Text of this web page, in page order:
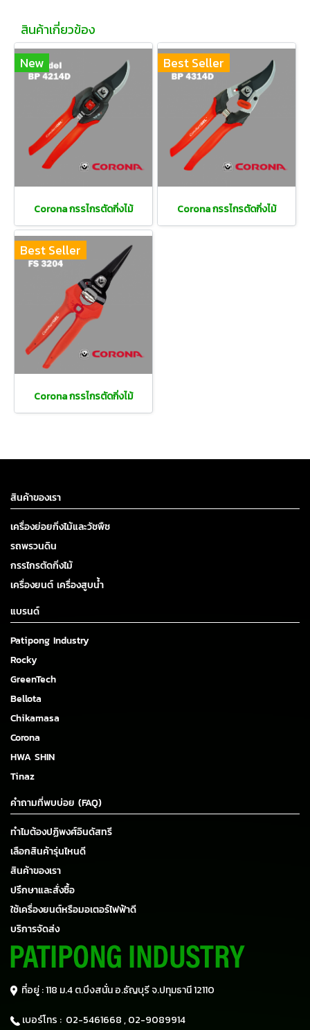
สินค้าเกี่ยวข้อง
New
Corona กรรไกรตัดกิ่งไม้
Best Seller
Corona กรรไกรตัดกิ่งไม้
Best Seller
Corona กรรไกรตัดกิ่งไม้
สินค้าของเรา
เครื่องย่อยกิ่งไม้และวัชพืช
รถพรวนดิน
กรรไกรตัดกิ่งไม้
เครื่องยนต์ เครื่องสูบน้ำ
แบรนด์
Patipong Industry
Rocky
GreenTech
Bellota
Chikamasa
Corona
HWA SHIN
Tinaz
คำถามที่พบบ่อย (FAQ)
ทำไมต้องปฏิพงศ์อินดัสทรี
เลือกสินค้ารุ่นไหนดี
สินค้าของเรา
ปรึกษาและสั่งซื้อ
ใช้เครื่องยนต์หรือมอเตอร์ไฟฟ้าดี
บริการจัดส่ง
ที่อยู่ : 118 ม.4 ต.บึงสนั่น อ.ธัญบุรีจ.ปทุมธานี 12110
เบอร์โทร : 02-5461668 ,02-9089914